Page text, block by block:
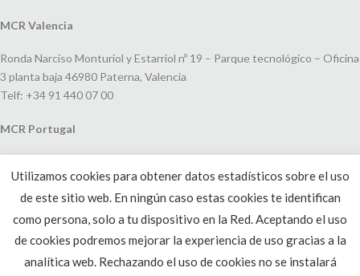
MCR Valencia
Ronda Narciso Monturiol y Estarriol nº 19 – Parque tecnológico – Oficina
3 planta baja 46980 Paterna, Valencia
Telf: +34 91 440 07 00
MCR Portugal
João V, 24
1250-091 Lisboa, Portugal
Telf: +351 220 993 033
Utilizamos cookies para obtener datos estadísticos sobre el uso
de este sitio web. En ningún caso estas cookies te identifican
como persona, solo a tu dispositivo en la Red. Aceptando el uso
de cookies podremos mejorar la experiencia de uso gracias a la
analítica web. Rechazando el uso de cookies no se instalará